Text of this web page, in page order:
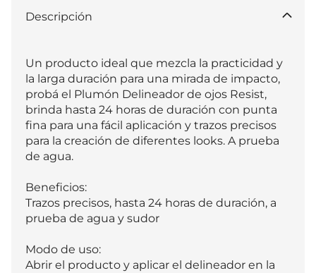
Descripción
Un producto ideal que mezcla la practicidad y
la larga duración para una mirada de impacto,
probá el Plumón Delineador de ojos Resist,
brinda hasta 24 horas de duración con punta
fina para una fácil aplicación y trazos precisos
para la creación de diferentes looks. A prueba
de agua.
Beneficios:
Trazos precisos, hasta 24 horas de duración, a
prueba de agua y sudor
Modo de uso:
Abrir el producto y aplicar el delineador en la